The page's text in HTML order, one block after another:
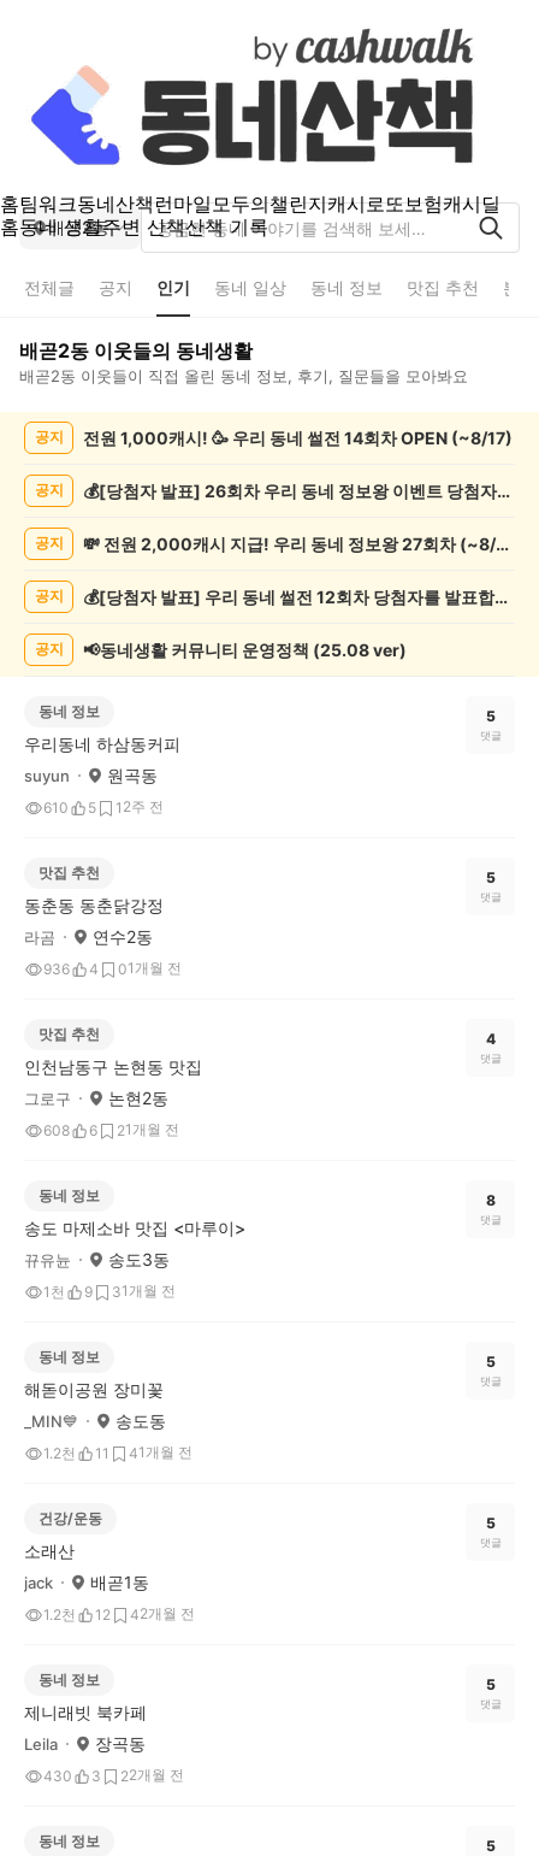
홈팀워크동네산책런마일모두의챌린지캐시로또보험캐시딜
홈동네 생활주변 산책산책 기록
배곧2동
전체글 공지 인기 동네 일상 동네 정보 맛집 추천 분
배곧2동 이웃들의 동네생활
배곧2동 이웃들이 직접 올린 동네 정보, 후기, 질문들을 모아봐요
록
공지 전원 1,000캐시! 🥳 우리 동네 썰전 14회차 OPEN (~8/17)
공지 💰[당첨자 발표] 26회차 우리 동네 정보왕 이벤트 당첨자를 발표합니다!
공지 💸 전원 2,000캐시 지급! 우리 동네 정보왕 27회차 (~8/10)
공지 💰[당첨자 발표] 우리 동네 썰전 12회차 당첨자를 발표합니다!
공지 📢동네생활 커뮤니티 운영정책 (25.08 ver)
동네 정보
우리동네 하삼동커피
suyun 원곡동
610 5 1 2주 전
5
댓글
맛집 추천
동춘동 동춘닭강정
라곰 연수2동
936 4 01개월 전
5
댓글
맛집 추천
인천남동구 논현동 맛집
그로구 논현2동
608 6 21개월 전
4
댓글
동네 정보
송도 마제소바 맛집 <마루이>
뀨유뉸 송도3동
1천 9 31개월 전
8
댓글
동네 정보
해돋이공원 장미꽃
_MIN💙 송도동
1.2천 11 41개월 전
5
댓글
건강/운동
소래산
jack 배곧1동
1.2천 12 42개월 전
5
댓글
동네 정보
제니래빗 북카페
Leila 장곡동
430 3 22개월 전
5
댓글
동네 정보 5